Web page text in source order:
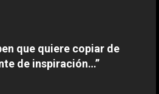
pide la dimisión de
7, 2026
que quiere copiar de
de inspiración…”